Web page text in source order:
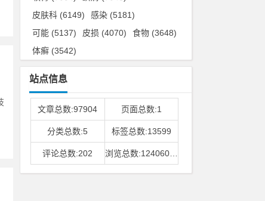
皮肤科 (6149) 感染 (5181)
可能 (5137) 皮损 (4070) 食物 (3648)
体癣 (3542)
站点信息
文章总数:97904 页面总数:1
分类总数:5 标签总数:13599
评论总数:202 浏览总数:12406006